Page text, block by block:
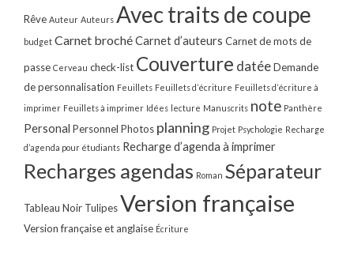
Rêve Auteur Auteurs Avec traits de coupe
budget Carnet brochéCarnet d’auteurs Carnet de mots de
passe Cerveau check-list Couverture datéeDemande
de personnalisation Feuillets Feuillets d’écriture Feuillets d’écriture à
imprimer Feuillets à imprimer Idées lecture Manuscrits note Panthère
Personal Personnel Photos planning Projet Psychologie Recharge
d’agenda pour étudiants Recharge d’agenda à imprimer
Recharges agendas Roman Séparateur
Tableau Noir TulipesVersion française
Version française et anglaise Écriture